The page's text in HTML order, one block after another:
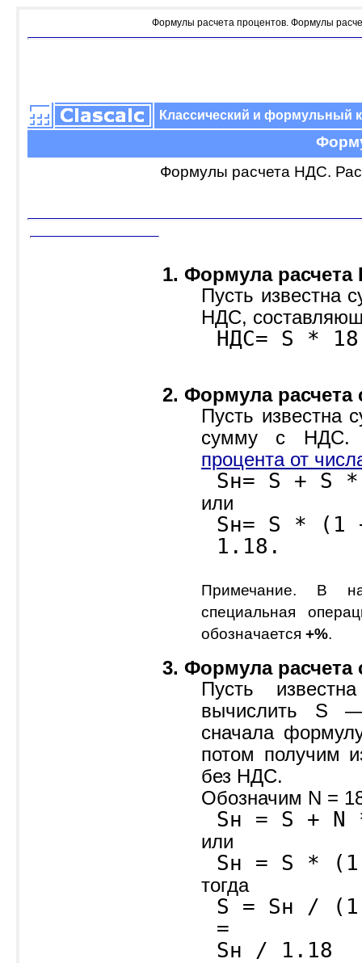
Формулы расчета процентов. Формулы
Классический и формульный
Формулы расчета НДС.
1. Формула
Пусть известна
НДС,
НДС= S *
2. Формула
Пусть
сумму с НДС.
процента от
Sн= S + S
или
Sн= S * (1
1.18.
Примечание. В
специальная
обозначается +%.
3. Формула
Пусть
вычислить S
сначала
потом получим
без НДС.
Обозначим N =
Sн = S + N
или
Sн = S *
тогда
S = Sн /
=
Sн / 1.18